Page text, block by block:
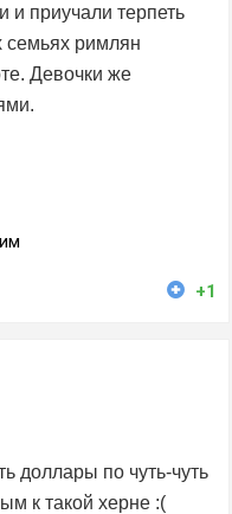
и приучали терпеть
семьях римлян
Девочки же
+1
доллары по чуть-чуть
к такой херне :(